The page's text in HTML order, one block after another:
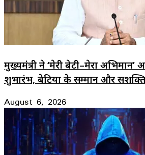
मुख्यमंत्री ने ‘मेरी बेटी–मेरा अभिमान’
शुभारंभ, बेटियों के सम्मान और
August 6, 2026